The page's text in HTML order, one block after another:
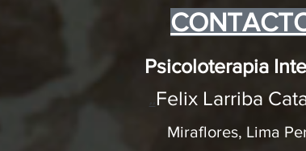
Psicoloterapia
Felix Larriba
Miraflores, Lima